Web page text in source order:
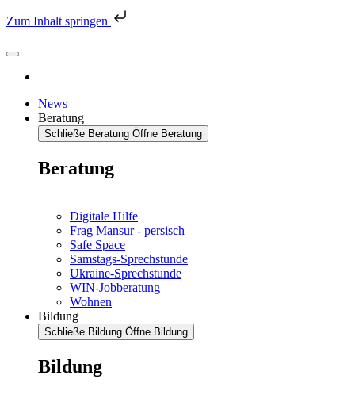
Zum Inhalt springen
News
Beratung
Schließe Beratung Öffne Beratung
Beratung
Digitale Hilfe
Frag Mansur - persisch
Safe Space
Samstags-Sprechstunde
Ukraine-Sprechstunde
WIN-Jobberatung
Wohnen
Bildung
Schließe Bildung Öffne Bildung
Bildung